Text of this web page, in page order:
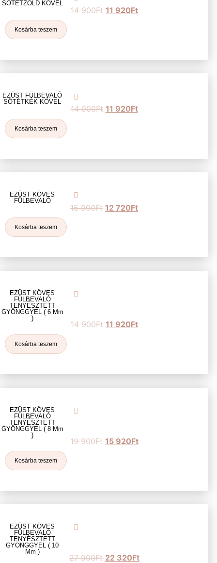
SÖTÉTZÖLD KŐVEL
14 900Ft 11 920Ft
Kosárba teszem
EZÜST FÜLBEVALÓ
SÖTÉTKÉK KŐVEL
14 900Ft 11 920Ft
Kosárba teszem
EZÜST KÖVES
FÜLBEVALÓ
15 900Ft 12 720Ft
Kosárba teszem
EZÜST KÖVES
FÜLBEVALÓ
TENYÉSZTETT
GYÖNGGYEL ( 6 Mm
)
14 900Ft 11 920Ft
Kosárba teszem
EZÜST KÖVES
FÜLBEVALÓ
TENYÉSZTETT
GYÖNGGYEL ( 8 Mm
)
19 900Ft 15 920Ft
Kosárba teszem
EZÜST KÖVES
FÜLBEVALÓ
TENYÉSZTETT
GYÖNGGYEL ( 10
Mm )
27 900Ft 22 320Ft